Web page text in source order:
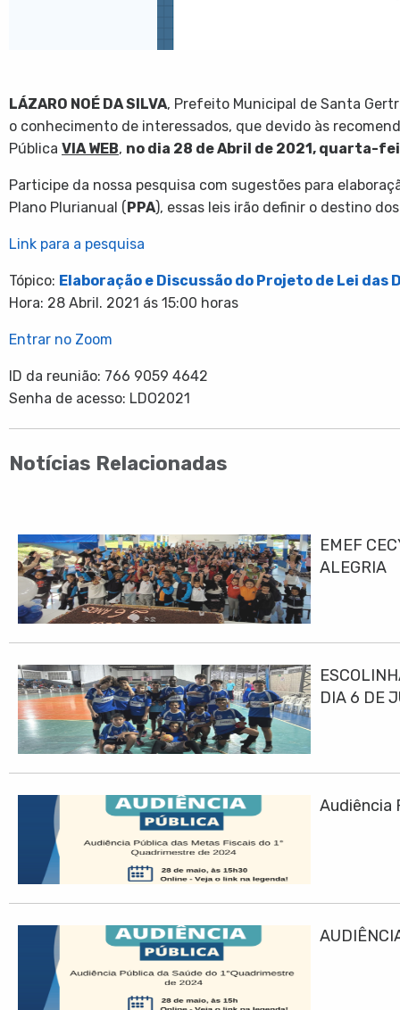
LÁZARO NOÉ DA SILVA, Prefeito Municipal de Santa
o conhecimento de interessados, que devido às
Pública VIA WEB, no dia 28 de Abril de 2021, quarta-
Participe da nossa pesquisa com sugestões para
Plano Plurianual (PPA), essas leis irão definir o destino
Link para a pesquisa
Tópico: Elaboração e Discussão do Projeto de Lei
Hora: 28 Abril. 2021 ás 15:00 horas
Entrar no Zoom
ID da reunião: 766 9059 4642
Senha de acesso: LDO2021
Notícias Relacionadas
EMEF
ALEGRIA
DIA 6 DE
Audiência